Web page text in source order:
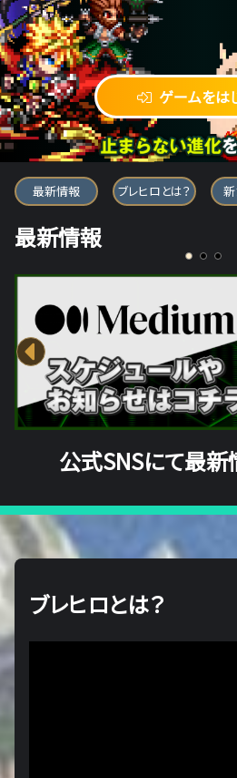
ゲームをは
ブレイブ フロンテ
最新情報 ブレヒロとは？
最新情報
公式SNSにて最新
ブレヒロとは？